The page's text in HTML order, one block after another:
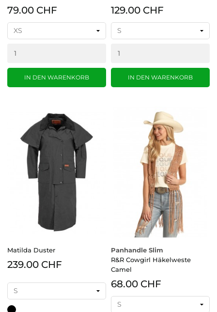
79.00 CHF
IN DEN WARENKORB
129.00 CHF
IN DEN WARENKORB
Matilda Duster
239.00 CHF
schwarz
Panhandle Slim
R&R Cowgirl Häkelweste
Camel
68.00 CHF